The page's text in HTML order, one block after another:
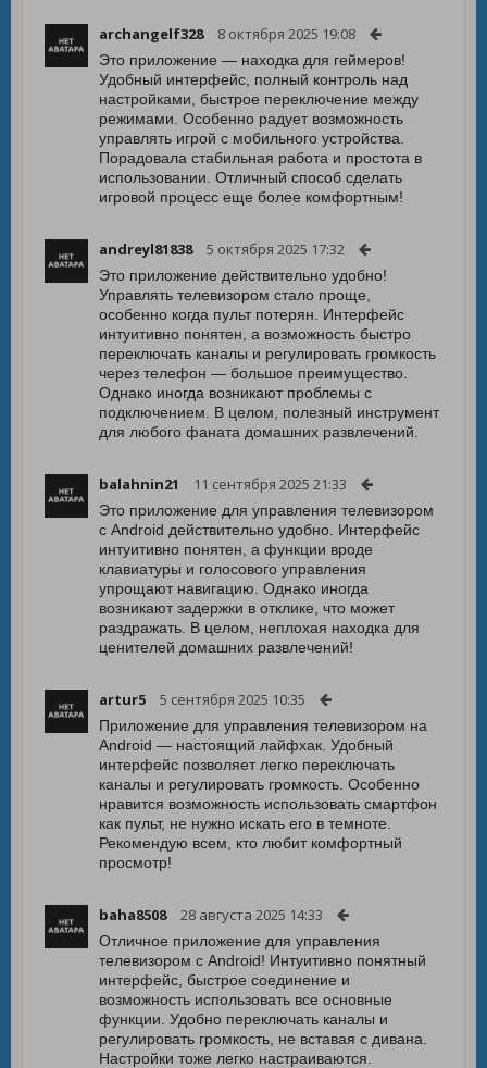
archangelf328 8 октября 2025 19:08
Это приложение — находка для геймеров!
Удобный интерфейс, полный контроль над
настройками, быстрое переключение между
режимами. Особенно радует возможность
управлять игрой с мобильного устройства.
Порадовала стабильная работа и простота в
использовании. Отличный способ сделать
игровой процесс еще более комфортным!
andreyl81838 5 октября 2025 17:32
Это приложение действительно удобно!
Управлять телевизором стало проще,
особенно когда пульт потерян. Интерфейс
интуитивно понятен, а возможность быстро
переключать каналы и регулировать громкость
через телефон — большое преимущество.
Однако иногда возникают проблемы с
подключением. В целом, полезный инструмент
для любого фаната домашних развлечений.
balahnin21 11 сентября 2025 21:33
Это приложение для управления телевизором
с Android действительно удобно. Интерфейс
интуитивно понятен, а функции вроде
клавиатуры и голосового управления
упрощают навигацию. Однако иногда
возникают задержки в отклике, что может
раздражать. В целом, неплохая находка для
ценителей домашних развлечений!
artur5 5 сентября 2025 10:35
Приложение для управления телевизором на
Android — настоящий лайфхак. Удобный
интерфейс позволяет легко переключать
каналы и регулировать громкость. Особенно
нравится возможность использовать смартфон
как пульт, не нужно искать его в темноте.
Рекомендую всем, кто любит комфортный
просмотр!
baha8508 28 августа 2025 14:33
Отличное приложение для управления
телевизором с Android! Интуитивно понятный
интерфейс, быстрое соединение и
возможность использовать все основные
функции. Удобно переключать каналы и
регулировать громкость, не вставая с дивана.
Настройки тоже легко настраиваются.